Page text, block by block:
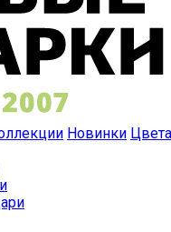
Новинки Цвета